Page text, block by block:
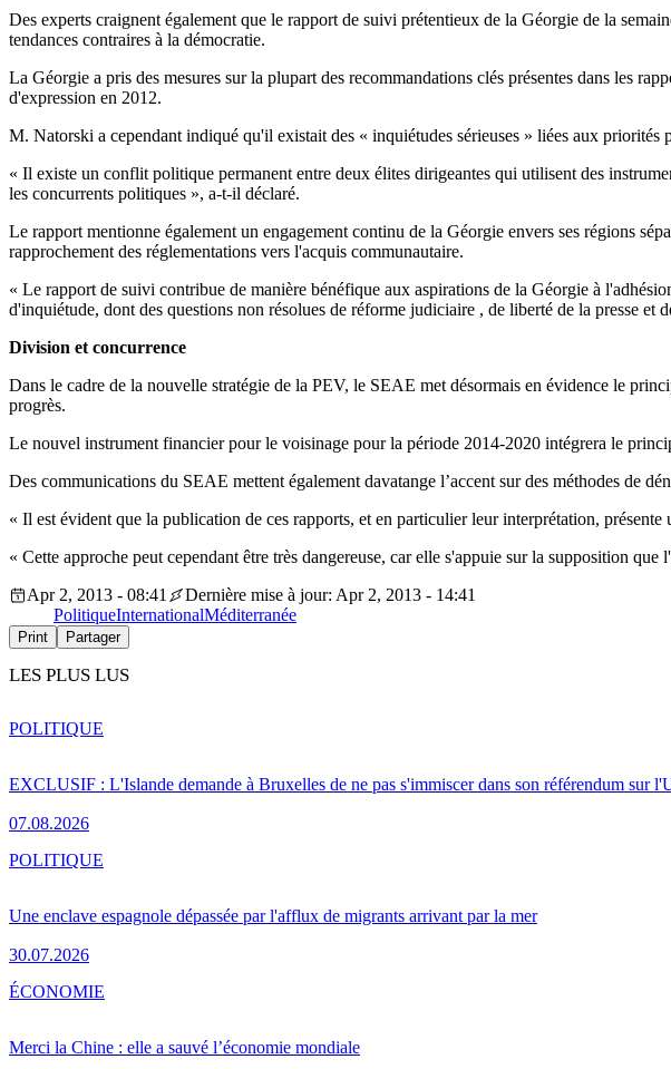
Des experts craignent également que le rapport de suivi prétentieux de la Géorgie de la
tendances contraires à la démocratie.
La Géorgie a pris des mesures sur la plupart des recommandations clés présentes dans les
d'expression en 2012.
M. Natorski a cependant indiqué qu'il existait des « inquiétudes sérieuses » liées aux
« Il existe un conflit politique permanent entre deux élites dirigeantes qui utilisent des
les concurrents politiques », a-t-il déclaré.
Le rapport mentionne également un engagement continu de la Géorgie envers ses régions
rapprochement des réglementations vers l'acquis communautaire.
« Le rapport de suivi contribue de manière bénéfique aux aspirations de la Géorgie à
d'inquiétude, dont des questions non résolues de réforme judiciaire , de liberté de la presse
Division et concurrence
Dans le cadre de la nouvelle stratégie de la PEV, le SEAE met désormais en évidence le
progrès.
Le nouvel instrument financier pour le voisinage pour la période 2014-2020 intégrera le
Des communications du SEAE mettent également davatange l’accent sur des méthodes de
« Il est évident que la publication de ces rapports, et en particulier leur interprétation,
« Cette approche peut cependant être très dangereuse, car elle s'appuie sur la supposition
Apr 2, 2013 - 08:41
Dernière mise à jour: Apr 2, 2013 - 14:41
PolitiqueInternationalMéditerranée
Print Partager
LES PLUS LUS
EXCLUSIF : L'Islande demande à Bruxelles de ne pas s'immiscer dans son référendum sur
07.08.2026
POLITIQUE
Une enclave espagnole dépassée par l'afflux de migrants arrivant par la mer
30.07.2026
POLITIQUE
Merci la Chine : elle a sauvé l’économie mondiale
ÉCONOMIE